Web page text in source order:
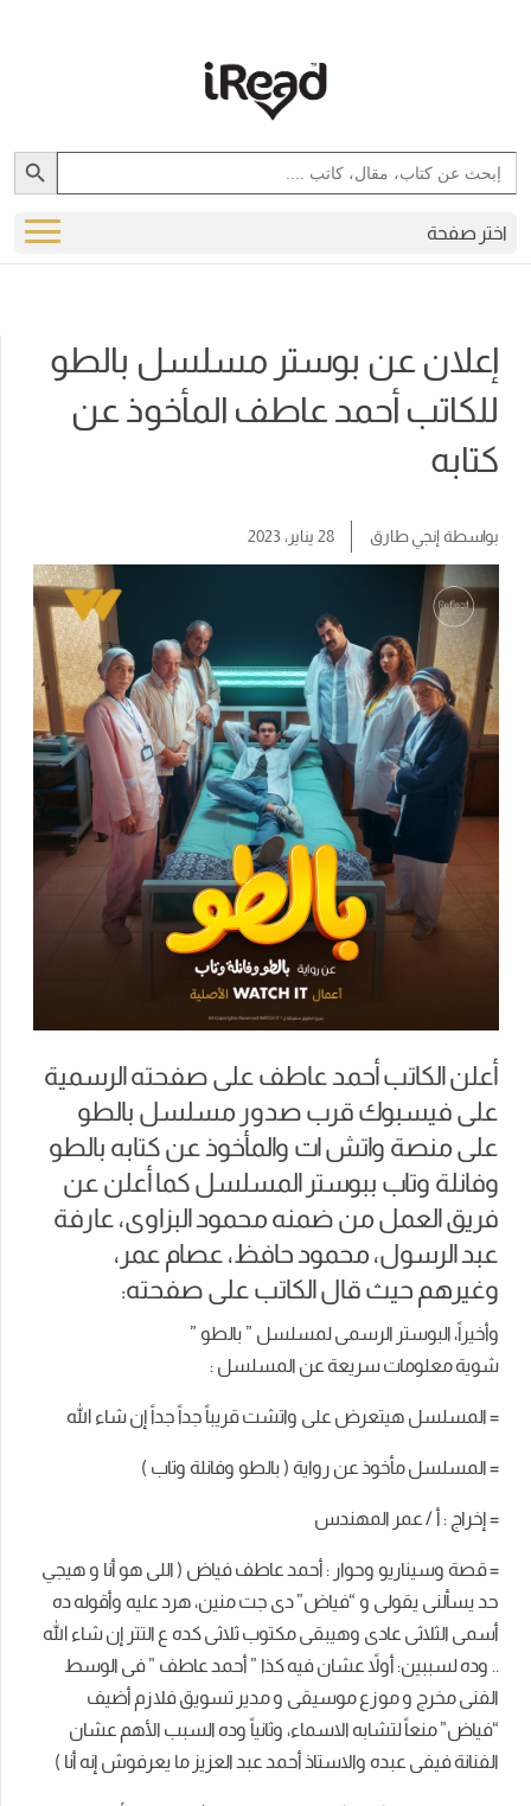
Search
for:
Search Button
اختر صفحة
إعلان عن بوستر مسلسل بالطو
للكاتب أحمد عاطف المأخوذ عن
كتابه
بواسطةإنجي طارق 28 يناير، 2023
أعلن الكاتب أحمد عاطف على صفحته الرسمية
على فيسبوك قرب صدور مسلسل بالطو
على منصة واتش ات والمأخوذ عن كتابه بالطو
وفانلة وتاب ببوستر المسلسل كما أعلن عن
فريق العمل من ضمنه محمود البزاوى، عارفة
عبد الرسول، محمود حافظ، عصام عمر،
وغيرهم حيث قال الكاتب على صفحته:
وأخيراً، البوستر الرسمى لمسلسل ” بالطو ”
شوية معلومات سريعة عن المسلسل :
= المسلسل هيتعرض على واتشت قريباً جداً جداً إن شاء الله
= المسلسل مأخوذ عن رواية ( بالطو وفانلة وتاب )
= إخراج : أ / عمر المهندس
= قصة وسيناريو وحوار : أحمد عاطف فياض ( اللى هو أنا و هيجي
حد يسألنى يقولى و “فياض” دى جت منين، هرد عليه وأقوله ده
أسمى الثلاثى عادى وهيبقى مكتوب ثلاثى كده ع التتر إن شاء الله
.. وده لسببين: أولاً عشان فيه كذا ” أحمد عاطف ” فى الوسط
الفنى مخرج و موزع موسيقى و مدير تسويق فلازم أضيف
“فياض” منعاً لتشابه الاسماء، وثانياً وده السبب الأهم عشان
الفنانة فيفى عبده والاستاذ أحمد عبد العزيز ما يعرفوش إنه أنا )